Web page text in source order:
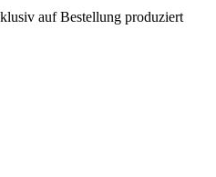
auf Bestellung produziert